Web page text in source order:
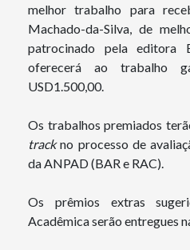
melhor trabalho para
Machado-da-Silva, de
patrocinado pela editora
oferecerá ao trabalho
USD1.500,00.
Os trabalhos premiados
trackno processo de
da ANPAD (BAR e RAC).
Os prêmios extras
Acadêmica serão entregues